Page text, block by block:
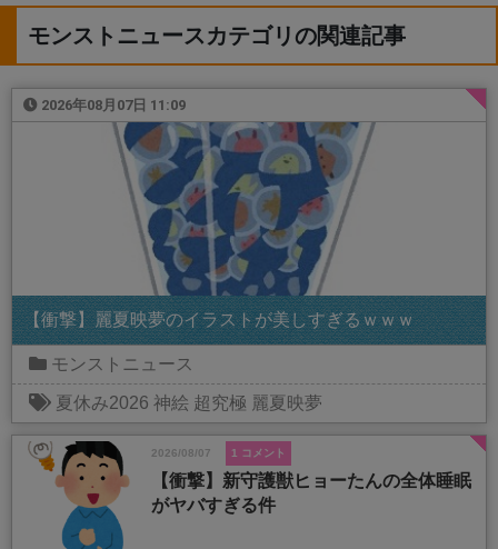
モンストニュースカテゴリの関連記事
2026年08月07日 11:09
【衝撃】麗夏映夢のイラストが美しすぎるｗｗｗ
モンストニュース
夏休み2026 神絵 超究極 麗夏映夢
2026/08/07 1 コメント
【衝撃】新守護獣ヒョーたんの全体睡眠
がヤバすぎる件